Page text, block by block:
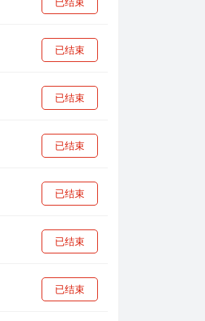
已结束
已结束
已结束
已结束
已结束
已结束